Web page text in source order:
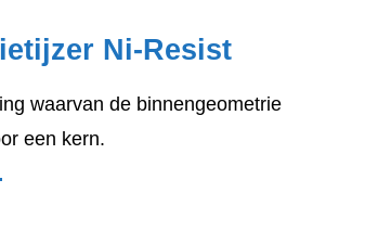
Ni-Resist
waarvan de binnengeometrie
een kern.